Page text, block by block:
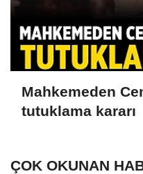
Mahkemeden
tutuklama kararı
ÇOK OKUNAN